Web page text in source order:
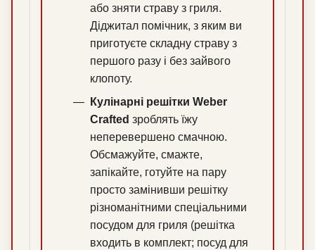
або зняти страву з гриля.
Діджитал помічник, з яким ви
приготуєте складну страву з
першого разу і без зайвого
клопоту.
Кулінарні решітки Weber
Crafted зроблять їжу
неперевершено смачною.
Обсмажуйте, смажте,
запікайте, готуйте на пару
просто замінивши решітку
різноманітними спеціальними
посудом для гриля (решітка
входить в комплект; посуд для